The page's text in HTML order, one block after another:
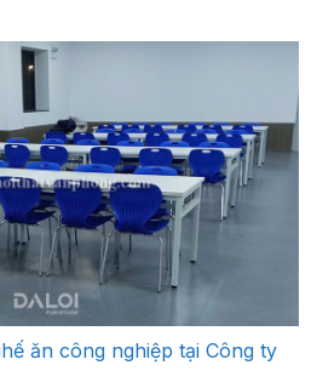
ăn công nghiệp tại Công ty